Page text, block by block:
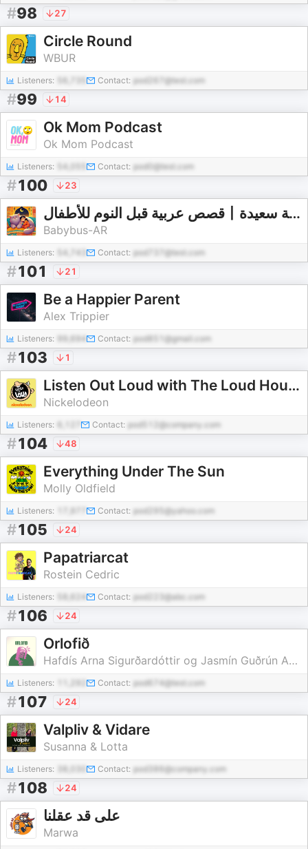
#98 27
Circle Round
WBUR
Listeners: Contact: pod267@test.com
#99 14
Ok Mom Podcast
Ok Mom Podcast
Listeners: 54,055 Contact: pod0@test.com
#100 23
قصص عربية قبل النوم للأطفال丨قصة ليلية سعيدة丨قصة Lia and Chacha
Babybus-AR
Listeners: 54,743 Contact: pod737@test.com
#101 21
Be a Happier Parent
Alex Trippier
Listeners: 99,694 Contact: pod851@gmail.com
#103 1
Listen Out Loud with The Loud House
Nickelodeon
Listeners: Contact: pod512@company.com
#104 48
Everything Under The Sun
Molly Oldfield
Listeners: Contact: pod295@yahoo.com
#105 24
Papatriarcat
Rostein Cedric
Listeners: Contact: pod223@abc.com
#106 24
Orlofið
Hafdís Arna Sigurðardóttir og Jasmín Guðrún Abu Libdeh
Listeners: Contact: pod674@test.com
#107 24
Valpliv & Vidare
Susanna & Lotta
Listeners: Contact: pod386@company.com
#108 24
على قد عقلنا
Marwa